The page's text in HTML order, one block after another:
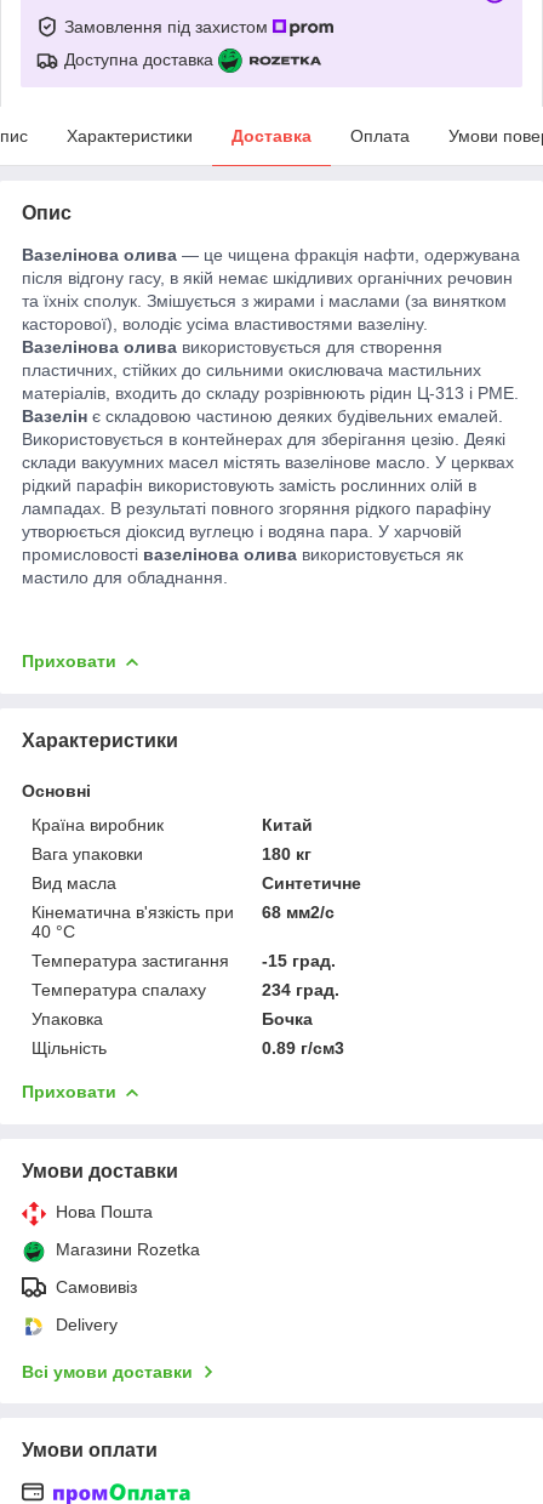
Замовлення під захистом
Доступна доставка
Характеристики Доставка Оплата Умови
Опис
Вазелінова олива ― це чищена фракція нафти, одержувана
після відгону гасу, в якій немає шкідливих органічних речовин
та їхніх сполук. Змішується з жирами і маслами (за винятком
касторової), володіє усіма властивостями вазеліну.
Вазелінова олива використовується для створення
пластичних, стійких до сильними окислювача мастильних
матеріалів, входить до складу розрівнюють рідин Ц-313 і РМЕ.
Вазелін є складовою частиною деяких будівельних емалей.
Використовується в контейнерах для зберігання цезію. Деякі
склади вакуумних масел містять вазелінове масло. У церквах
рідкий парафін використовують замість рослинних олій в
лампадах. В результаті повного згоряння рідкого парафіну
утворюється діоксид вуглецю і водяна пара. У харчовій
промисловості вазелінова олива використовується як
мастило для обладнання.
Приховати
Характеристики
Основні
Країна виробник
Китай
Вага упаковки
180 кг
Вид масла
Синтетичне
Кінематична в'язкість при
40 °С
68 мм2/с
Температура застигання
-15 град.
Температура спалаху
234 град.
Упаковка
Бочка
Щільність
0.89 г/см3
Приховати
Умови доставки
Нова Пошта
Магазини Rozetka
Самовивіз
Delivery
Всі умови доставки
Умови оплати